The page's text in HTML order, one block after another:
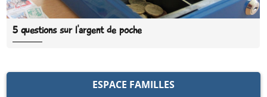
5 questions sur l'argent de poche
ESPACE FAMILLES